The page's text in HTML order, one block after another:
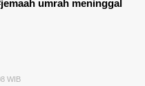
umrah meninggal
WIB